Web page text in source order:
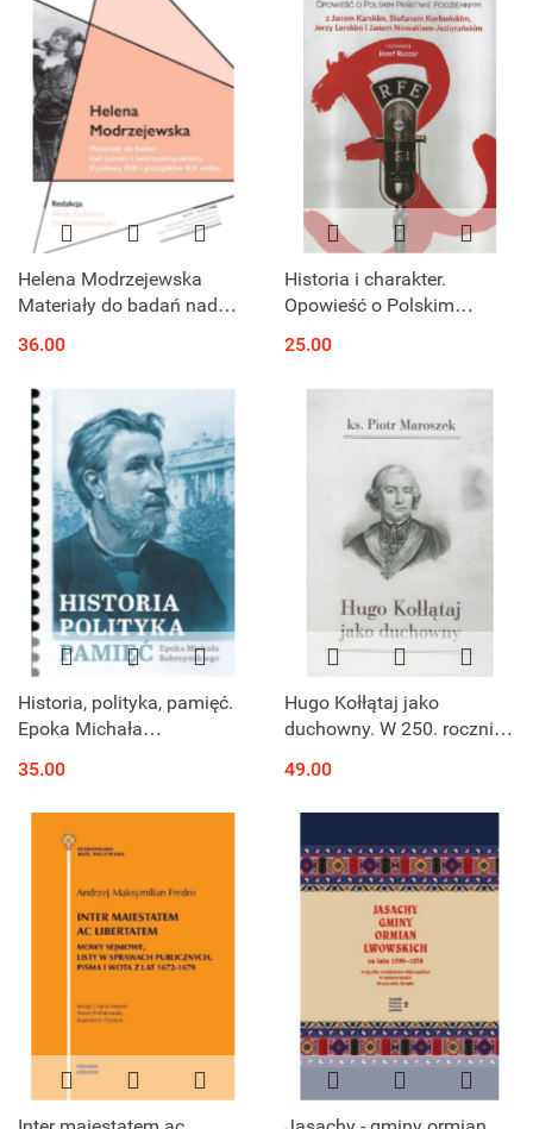
Helena Modrzejewska
Materiały do badań nad
aktora II połowy XIX i
początków XX wieku
36.00
Historia i charakter.
Opowieść o Polskim
Janem Karskim, Stefanem
25.00
Historia, polityka, pamięć.
Epoka Michała
35.00
Hugo Kołłątaj jako
duchowny. W 250. rocznicę
kleryka Kołłątaja na
kanonię katedry
49.00